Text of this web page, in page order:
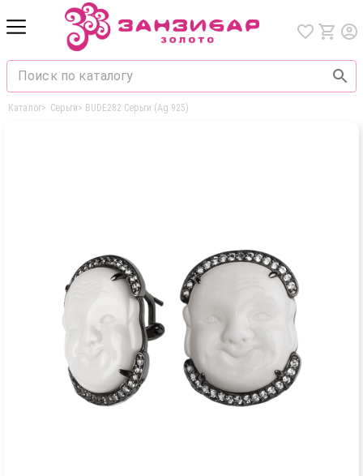
Каталог> Серьги> BUDE282 Серьги (Ag 925)